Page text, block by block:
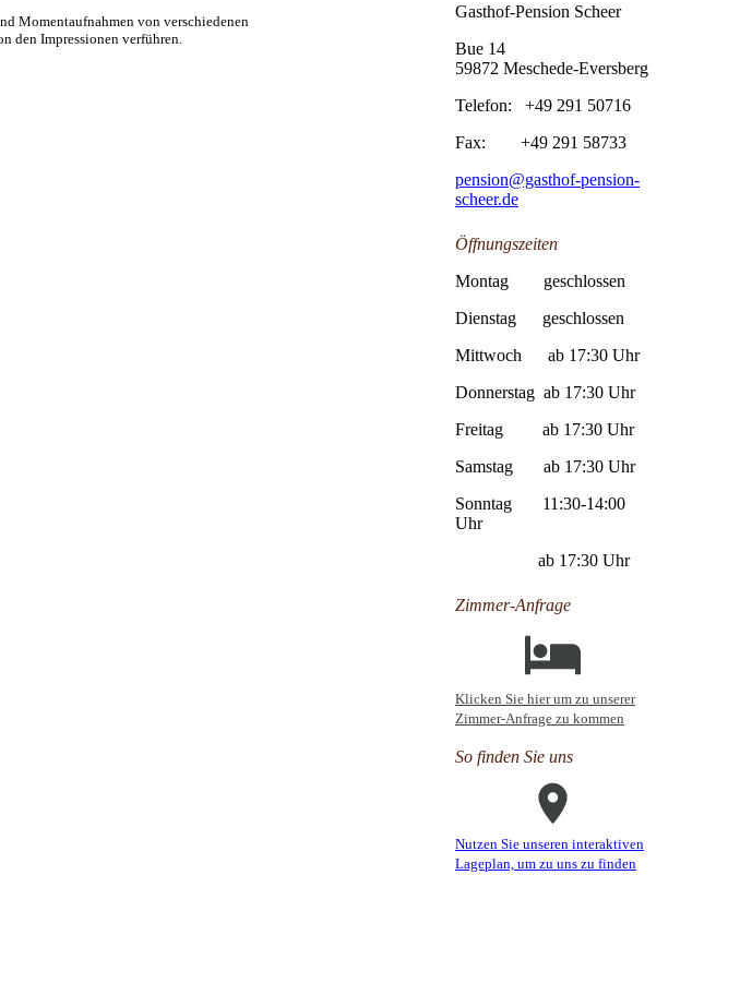
Momentaufnahmen von verschiedenen
den Impressionen verführen.
Gasthof-Pension Scheer
Bue 14
59872 Meschede-Eversberg
Telefon: +49 291 50716
Fax: +49 291 58733
pension@gasthof-pension-
scheer.de
Öffnungszeiten
Montag geschlossen
Dienstag geschlossen
Mittwoch ab 17:30 Uhr
Donnerstag ab 17:30 Uhr
Freitag ab 17:30 Uhr
Samstag ab 17:30 Uhr
Sonntag 11:30-14:00
Uhr
ab 17:30 Uhr
Zimmer-Anfrage
Klicken Sie hier um zu unserer
Zimmer-Anfrage zu kommen
So finden Sie uns
Nutzen Sie unseren interaktiven
La­ge­plan, um zu uns zu finden